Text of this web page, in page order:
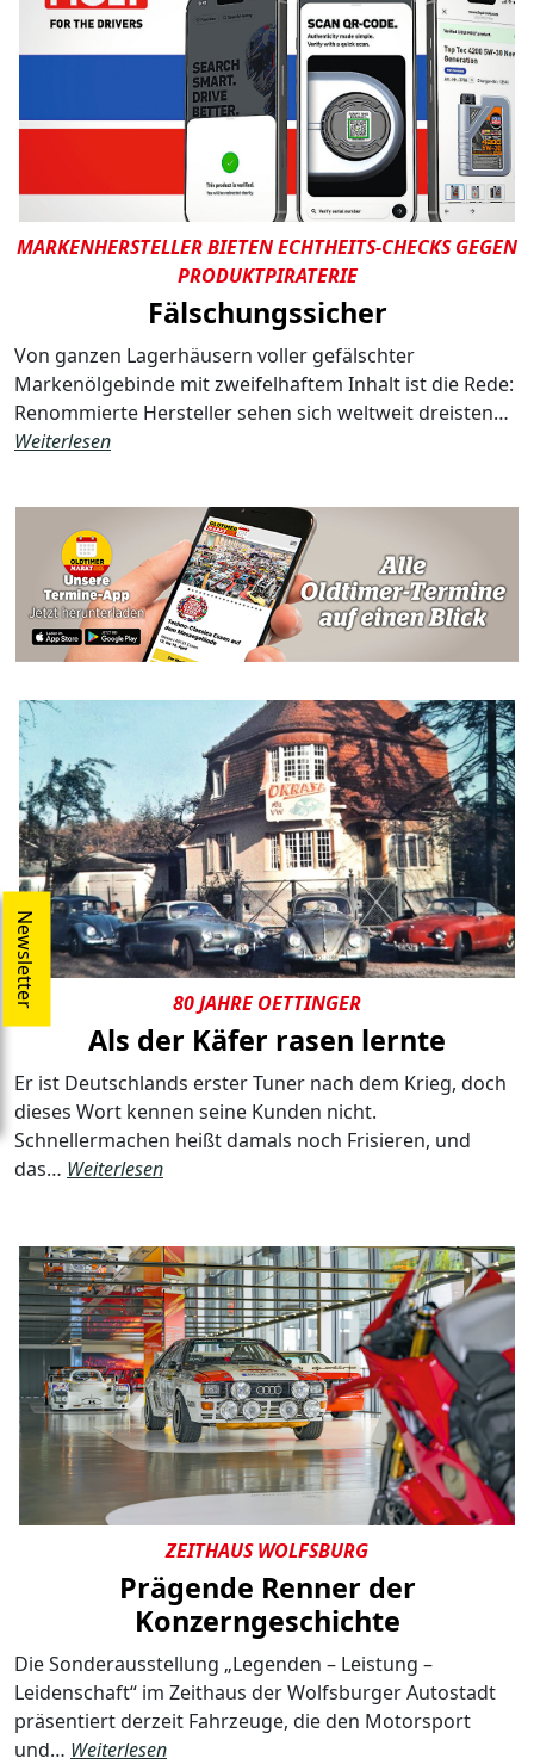
Newsletter
MARKENHERSTELLER BIETEN ECHTHEITS-CHECKS GEGEN
PRODUKTPIRATERIE
Fälschungssicher
Von ganzen Lagerhäusern voller gefälschter
Markenölgebinde mit zweifelhaftem Inhalt ist die Rede:
Renommierte Hersteller sehen sich weltweit dreisten…
Weiterlesen
80 JAHRE OETTINGER
Als der Käfer rasen lernte
Er ist Deutschlands erster Tuner nach dem Krieg, doch
dieses Wort kennen seine Kunden nicht.
Schnellermachen heißt damals noch Frisieren, und
das… Weiterlesen
ZEITHAUS WOLFSBURG
Prägende Renner der
Konzerngeschichte
Die Sonderausstellung „Legenden – Leistung –
Leidenschaft“ im Zeithaus der Wolfsburger Autostadt
präsentiert derzeit Fahrzeuge, die den Motorsport
und… Weiterlesen